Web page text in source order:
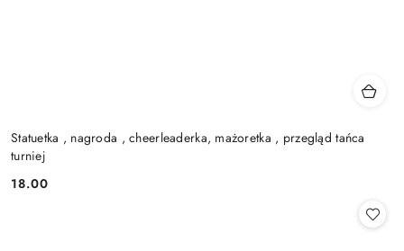
Statuetka , nagroda , cheerleaderka, mażoretka , przegląd tańca
turniej
Cena:
18.00